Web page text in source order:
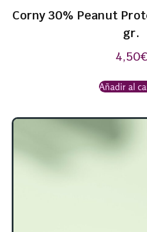
Corny 30% Peanut
gr.
4,50€
Añadir al